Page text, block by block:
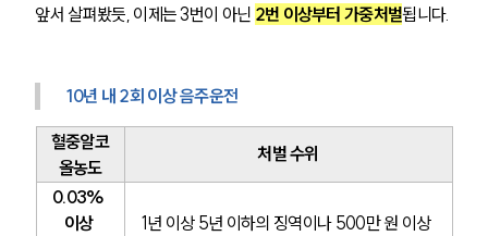
앞서 살펴봤듯, 이제는 3번이 아닌 2번 이상부터 가중처벌됩니다.
10년 내 2회 이상 음주운전
혈중알코
올농도
처벌 수위
0.03%
이상
1년 이상 5년 이하의 징역이나 500만 원 이상